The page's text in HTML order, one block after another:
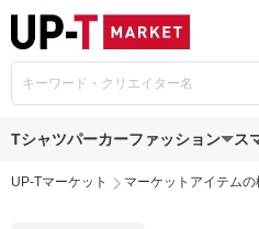
Tシャツパーカーファッション ス
UP-Tマーケット マーケットアイテムの